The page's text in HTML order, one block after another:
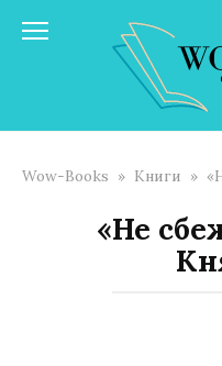
Wow-Books » Книги »
«Не